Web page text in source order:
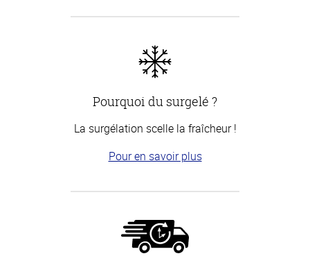
Pourquoi du surgelé ?
La surgélation scelle la fraîcheur !
Pour en savoir plus